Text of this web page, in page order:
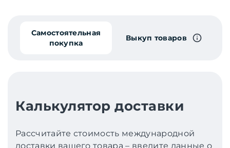
Самостоятельная
покупка
Выкуп товаров
Калькулятор доставки
Рассчитайте стоимость международной
доставки вашего товара – введите данные о